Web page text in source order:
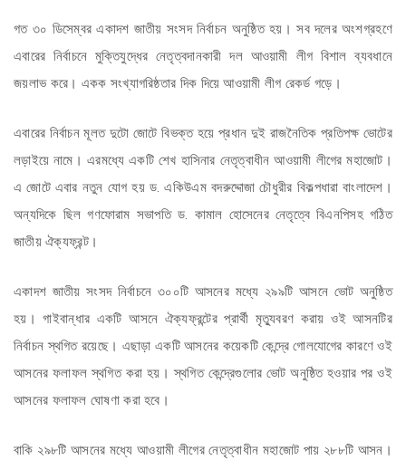
গত ৩০ ডিসেম্বর একাদশ জাতীয় সংসদ নির্বাচন অনুষ্ঠিত হয়। সব দলের অংশগ্রহণে
এবারের নির্বাচনে মুক্তিযুদ্ধের নেতৃত্বদানকারী দল আওয়ামী লীগ বিশাল ব্যবধানে
জয়লাভ করে। একক সংখ্যাগরিষ্ঠতার দিক দিয়ে আওয়ামী লীগ রেকর্ড গড়ে।
এবারের নির্বাচন মূলত দুটো জোটে বিভক্ত হয়ে প্রধান দুই রাজনৈতিক প্রতিপক্ষ ভোটের
লড়াইয়ে নামে। এরমধ্যে একটি শেখ হাসিনার নেতৃত্বাধীন আওয়ামী লীগের মহাজোট।
এ জোটে এবার নতুন যোগ হয় ড. একিউএম বদরুদ্দোজা চৌধুরীর বিকল্পধারা বাংলাদেশ।
অন্যদিকে ছিল গণফোরাম সভাপতি ড. কামাল হোসেনের নেতৃত্বে বিএনপিসহ গঠিত
জাতীয় ঐক্যফ্রন্ট।
একাদশ জাতীয় সংসদ নির্বাচনে ৩০০টি আসনের মধ্যে ২৯৯টি আসনে ভোট অনুষ্ঠিত
হয়। গাইবান্ধার একটি আসনে ঐক্যফ্রন্টের প্রার্থী মৃত্যুবরণ করায় ওই আসনটির
নির্বাচন স্থগিত রয়েছে। এছাড়া একটি আসনের কয়েকটি কেন্দ্রে গোলযোগের কারণে ওই
আসনের ফলাফল স্থগিত করা হয়। স্থগিত কেন্দ্রেগুলোর ভোট অনুষ্ঠিত হওয়ার পর ওই
আসনের ফলাফল ঘোষণা করা হবে।
বাকি ২৯৮টি আসনের মধ্যে আওয়ামী লীগের নেতৃত্বাধীন মহাজোট পায় ২৮৮টি আসন।